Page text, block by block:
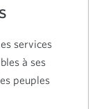
services
à ses
peuples